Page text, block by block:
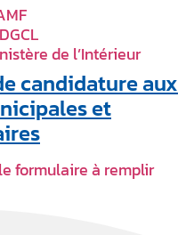
de l’Intérieur
candidature aux
et
formulaire à remplir